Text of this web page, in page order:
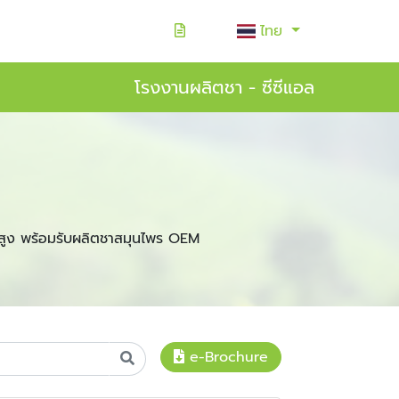
ไทย
โรงงานผลิตชา - ซีซีแอล
ง พร้อมรับผลิตชาสมุนไพร OEM
e-Brochure